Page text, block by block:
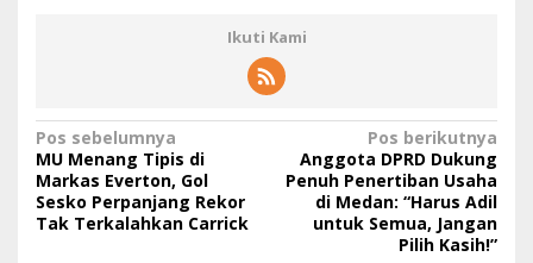
Ikuti Kami
N
a
v
Pos sebelumnya
MU Menang Tipis di
Markas Everton, Gol
Sesko Perpanjang Rekor
Tak Terkalahkan Carrick
Pos berikutnya
Anggota DPRD Dukung
Penuh Penertiban Usaha
di Medan: “Harus Adil
untuk Semua, Jangan
Pilih Kasih!”